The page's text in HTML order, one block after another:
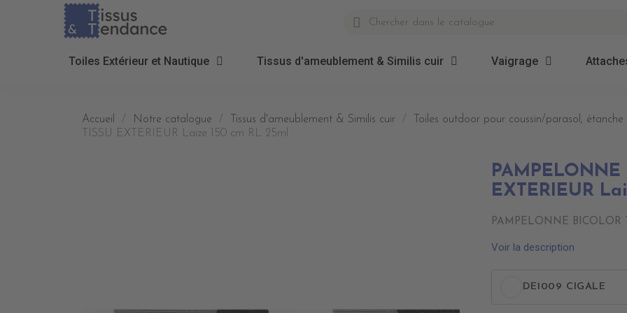
Toiles Extérieur et Nautique Tissus d'ameublement & Similis cuir Vaigrage
Accueil Notre catalogue Tissus d'ameublement & Similis cuir Toiles outdoor pour coussin/parasol,
TISSU EXTERIEUR Laize 150 cm RL 25ml
PAMPELONNE
EXTERIEUR
PAMPELONNE BICOLOR
Voir la description
DE1009 CIGALE